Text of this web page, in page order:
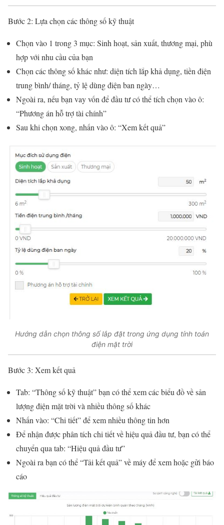
Bước 2: Lựa chọn các thông số kỹ thuật
Chọn vào 1 trong 3 mục: Sinh hoạt, sản xuất, thương mại, phù
hợp với nhu cầu của bạn
Chọn các thông số khác như: diện tích lắp khả dụng, tiền điện
trung bình/ tháng, tỷ lệ dùng điện ban ngày…
Ngoài ra, nếu bạn vay vốn để đầu tư có thể tích chọn vào ô:
“Phương án hỗ trợ tài chính”
Sau khi chọn xong, nhấn vào ô: “Xem kết quả”
Hướng dẫn chọn thông số lắp đặt trong ứng dụng tính toán
điện mặt trời
Bước 3: Xem kết quả
Tab: “Thông số kỹ thuật” bạn có thể xem các biểu đồ về sản
lượng điện mặt trời và nhiều thông số khác
Nhấn vào: “Chi tiết” để xem nhiều thông tin hơn
Để nhận được phân tích chi tiết về hiệu quả đầu tư, bạn có thể
chuyển qua tab: “Hiệu quả đầu tư”
Ngoài ra bạn có thể “Tải kết quả” về máy để xem hoặc gửi báo
cáo